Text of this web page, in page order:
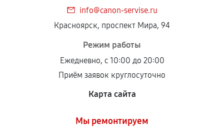
info@canon-servise.ru
Красноярск, проспект Мира, 94
Режим работы
Ежедневно, с 10:00 до 20:00
Приём заявок круглосуточно
Карта сайта
Мы ремонтируем